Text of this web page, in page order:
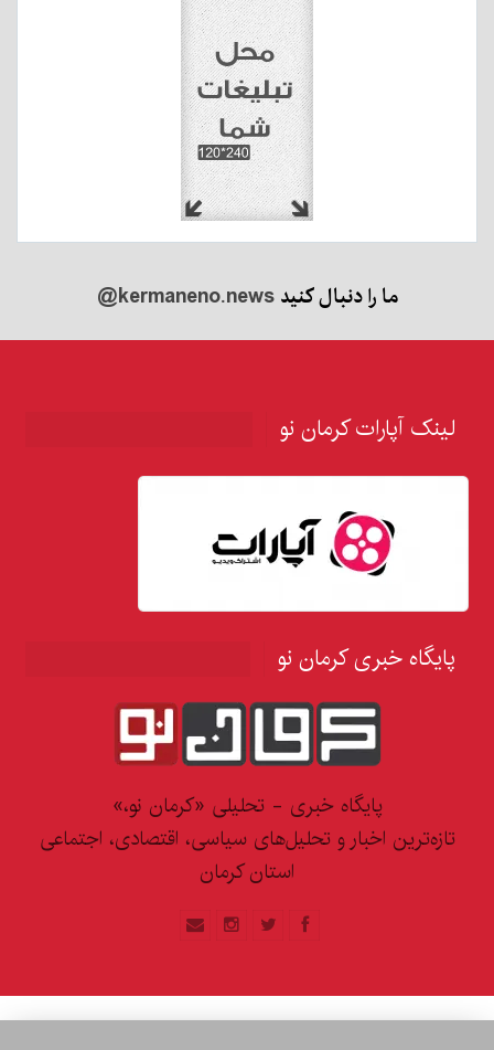
ما را دنبال کنید@kermaneno.news
لینک آپارات کرمان نو
پایگاه خبری کرمان نو
پایگاه خبری - تحلیلی «کرمان نو،»
تازه‌ترین اخبار و تحلیل‌های سیاسی، اقتصادی، اجتماعی
استان کرمان